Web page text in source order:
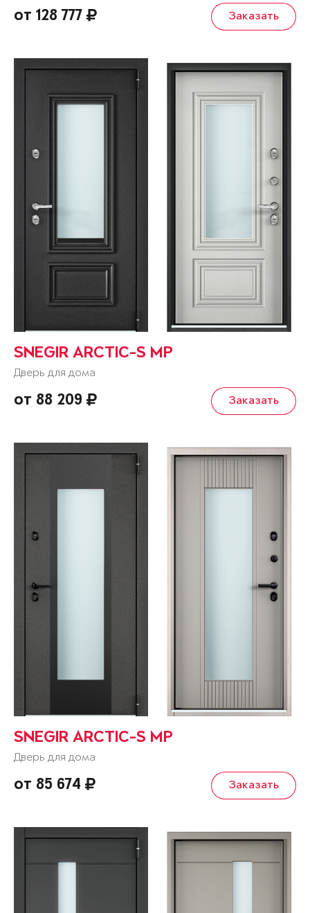
от 128 777 Заказать
SNEGIR ARCTIC-S MP
Дверь для дома
от 88 209 Заказать
SNEGIR ARCTIC-S MP
Дверь для дома
от 85 674 Заказать